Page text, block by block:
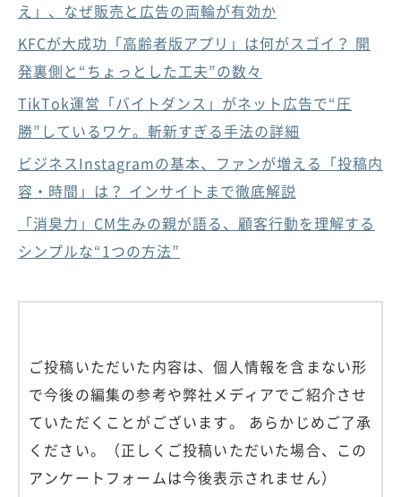
え」、なぜ販売と広告の両輪が有効か
KFCが大成功「高齢者版アプリ」は何がスゴイ？ 開
発裏側と“ちょっとした工夫”の数々
TikTok運営「バイトダンス」がネット広告で“圧
勝”しているワケ。斬新すぎる手法の詳細
ビジネスInstagramの基本、ファンが増える「投稿内
容・時間」は？ インサイトまで徹底解説
「消臭力」CM生みの親が語る、顧客行動を理解する
シンプルな“1つの方法”
ご投稿いただいた内容は、個人情報を含まない形
で今後の編集の参考や弊社メディアでご紹介させ
ていただくことがございます。 あらかじめご了承
ください。（正しくご投稿いただいた場合、この
アンケートフォームは今後表示されません）